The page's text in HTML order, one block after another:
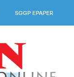
SGGP EPAPER